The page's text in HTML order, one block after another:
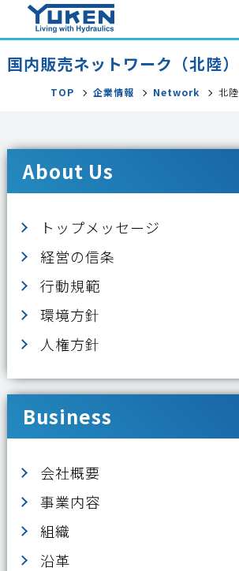
国内販売ネットワーク（北陸）
TOP 企業情報 Network 北陸
About Us
トップメッセージ
経営の信条
行動規範
環境方針
人権方針
Business
会社概要
事業内容
組織
沿革